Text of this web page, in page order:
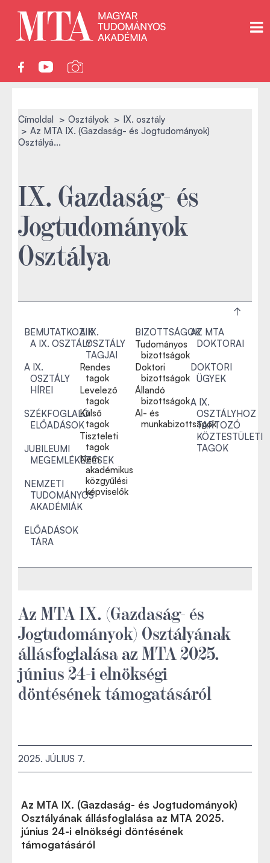
Címoldal Osztályok
IX. osztály
Az MTA IX. (Gazdaság- és Jogtudományok)
Osztályá...
IX. Gazdaság- és
Jogtudományok
Osztálya
BEMUTATKOZIK
A IX. OSZTÁLY
A IX.
OSZTÁLY
HÍREI
SZÉKFOGLALÓ
ELŐADÁSOK
JUBILEUMI
MEGEMLÉKEZÉSEK
NEMZETI
TUDOMÁNYOS
AKADÉMIÁK
ELŐADÁSOK
TÁRA
A IX.
OSZTÁLY
TAGJAI
Rendes
tagok
Levelező
tagok
Külső
tagok
Tiszteleti
tagok
Nem
akadémikus
közgyűlési
képviselők
BIZOTTSÁGOK
Tudományos
bizottságok
Doktori
bizottságok
Állandó
bizottságok
Al- és
munkabizottságok
AZ MTA
DOKTORAI
DOKTORI
ÜGYEK
A IX.
OSZTÁLYHOZ
TARTOZÓ
KÖZTESTÜLETI
TAGOK
Az MTA IX. (Gazdaság- és
Jogtudományok) Osztályának
állásfoglalása az MTA 2025.
június 24-i elnökségi
döntésének támogatásáról
2025. JÚLIUS 7.
Az MTA IX. (Gazdaság- és Jogtudományok)
Osztályának állásfoglalása az MTA 2025.
június 24-i elnökségi döntésének
támogatásáról